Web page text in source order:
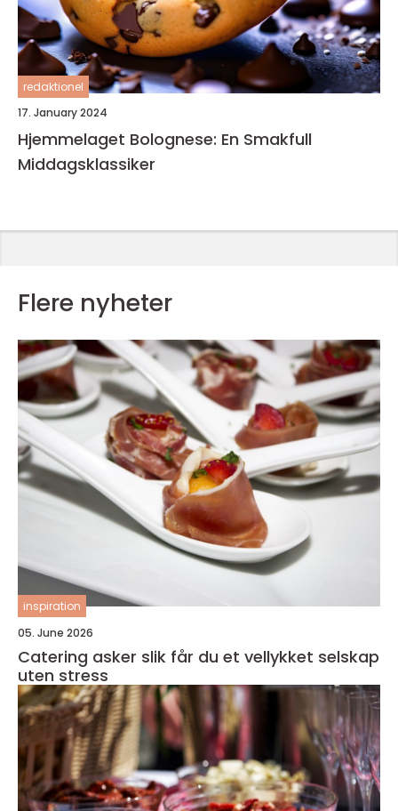
redaktionel
17. January 2024
Hjemmelaget Bolognese: En Smakfull
Middagsklassiker
Flere nyheter
inspiration
05. June 2026
Catering asker slik får du et vellykket selskap
uten stress